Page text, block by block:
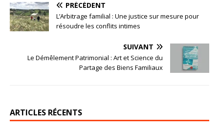
PRÉCÉDENT
L’Arbitrage familial : Une justice sur mesure pour
résoudre les conflits intimes
SUIVANT
Le Démêlement Patrimonial : Art et Science du
Partage des Biens Familiaux
ARTICLES RÉCENTS